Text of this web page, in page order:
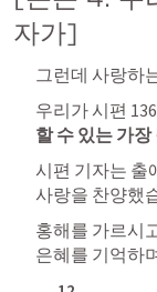
자가]
그런데 사랑하
우리가 시편
할 수 있는 가장
시편 기자는 출
사랑을 찬양했
홍해를 가르시
은혜를 기억하